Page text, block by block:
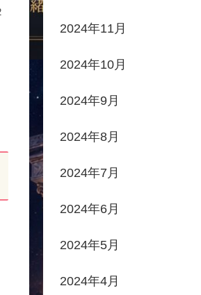
2024年11月
2024年10月
2024年9月
2024年8月
2024年7月
2024年6月
2024年5月
2024年4月